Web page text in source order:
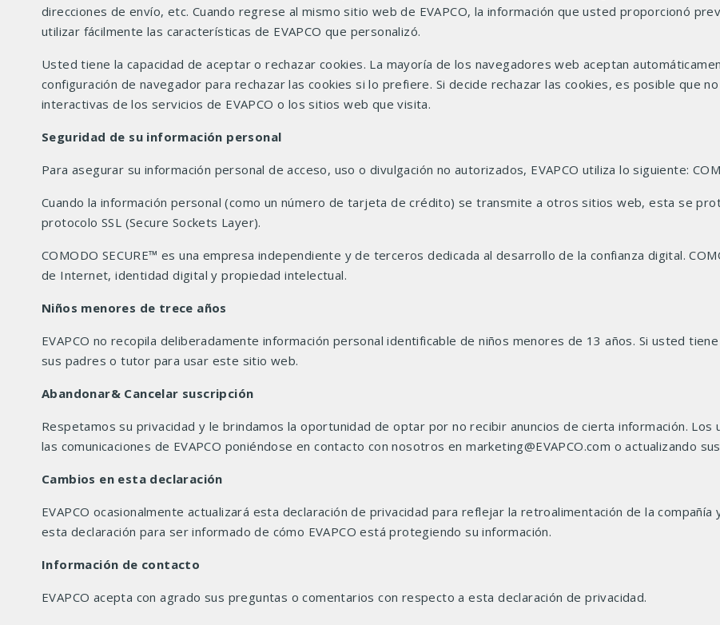
direcciones de envío, etc. Cuando regrese al mismo sitio web de EVAPCO, la información que usted proporcionó
utilizar fácilmente las características de EVAPCO que personalizó.
Usted tiene la capacidad de aceptar o rechazar cookies. La mayoría de los navegadores web aceptan
configuración de navegador para rechazar las cookies si lo prefiere. Si decide rechazar las cookies, es posible que
interactivas de los servicios de EVAPCO o los sitios web que visita.
Seguridad de su información personal
Para asegurar su información personal de acceso, uso o divulgación no autorizados, EVAPCO utiliza lo siguiente:
Cuando la información personal (como un número de tarjeta de crédito) se transmite a otros sitios web, esta se
protocolo SSL (Secure Sockets Layer).
COMODO SECURE™ es una empresa independiente y de terceros dedicada al desarrollo de la confianza digital.
de Internet, identidad digital y propiedad intelectual.
Niños menores de trece años
EVAPCO no recopila deliberadamente información personal identificable de niños menores de 13 años. Si usted
sus padres o tutor para usar este sitio web.
Abandonar& Cancelar suscripción
Respetamos su privacidad y le brindamos la oportunidad de optar por no recibir anuncios de cierta información.
las comunicaciones de EVAPCO poniéndose en contacto con nosotros en marketing@EVAPCO.com o actualizando
Cambios en esta declaración
EVAPCO ocasionalmente actualizará esta declaración de privacidad para reflejar la retroalimentación de la
esta declaración para ser informado de cómo EVAPCO está protegiendo su información.
Información de contacto
EVAPCO acepta con agrado sus preguntas o comentarios con respecto a esta declaración de privacidad.